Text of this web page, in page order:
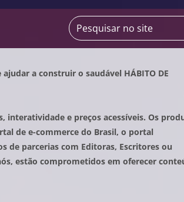
a construir o saudável HÁBITO DE
interatividade e preços acessíveis. Os
de e-commerce do Brasil, o portal
de parcerias com Editoras, Escritores ou
estão comprometidos em oferecer